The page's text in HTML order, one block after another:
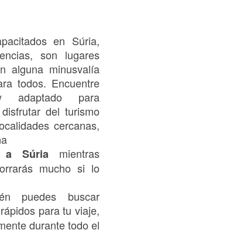
en Súria,
son lugares
alguna minusvalía
todos. Encuentre
para
del turismo
cercanas,
a Súria mientras
mucho si lo
puedes buscar
para tu viaje,
durante todo el